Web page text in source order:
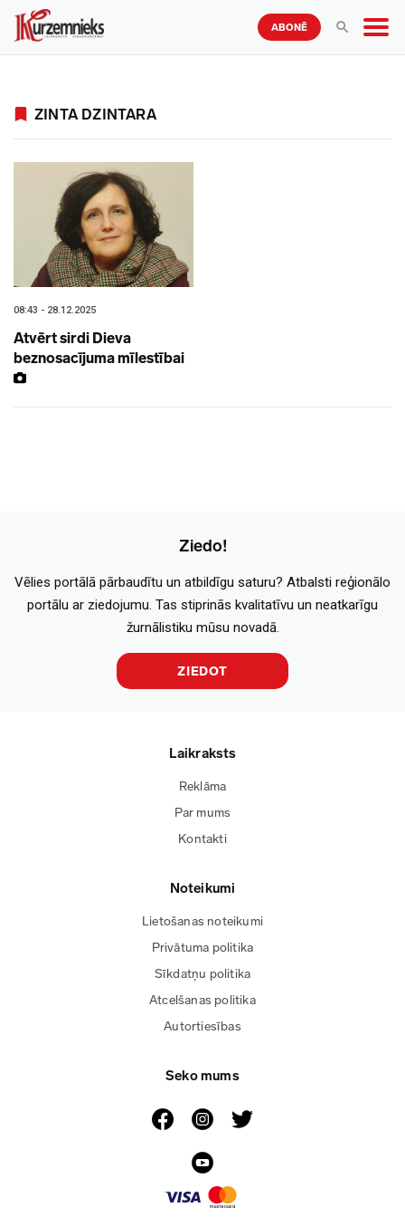
ABONĒ
ZINTA DZINTARA
08:43 - 28.12.2025
Atvērt sirdi Dieva
beznosacījuma mīlestībai
Ziedo!
Vēlies portālā pārbaudītu un atbildīgu saturu? Atbalsti reģionālo
portālu ar ziedojumu. Tas stiprinās kvalitatīvu un neatkarīgu
žurnālistiku mūsu novadā.
ZIEDOT
Laikraksts
Reklāma
Par mums
Kontakti
Noteikumi
Lietošanas noteikumi
Privātuma politika
Sīkdatņu politika
Atcelšanas politika
Autortiesības
Seko mums